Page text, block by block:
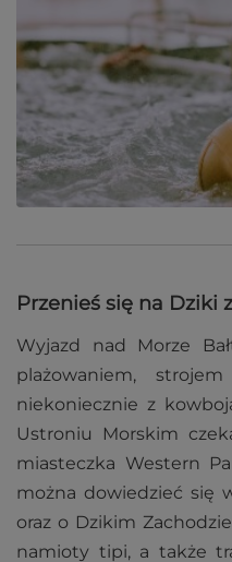
Przenieś się na Dziki
Wyjazd nad Morze
plażowaniem,
niekoniecznie z
Ustroniu Morskim
miasteczka Western
można dowiedzieć się
oraz o Dzikim
namioty tipi, a także